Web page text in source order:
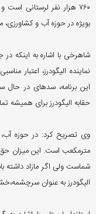
۷۶۰ هزار نفر لرستانی
بویژه در حوزه آب و کشاورزی،
شاهرخی با اشاره به اینکه
نماینده الیگودرز، اعتبار
این برنامه، سدهای در
حقابه الیگودرز برای همیشه
مترمکعب است. این میزان
شماست ولی اگر مازاد داشته
الیگودرز به عنوان